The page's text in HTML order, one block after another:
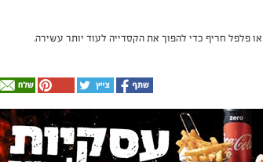
פלפל חריף כדי להפוך את הקסדייה לעוד יותר עשירה.